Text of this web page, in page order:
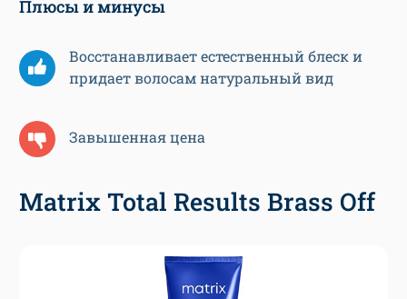
Плюсы и минусы
Восстанавливает естественный блеск и
придает волосам натуральный вид
Завышенная цена
Matrix Total Results Brass Off